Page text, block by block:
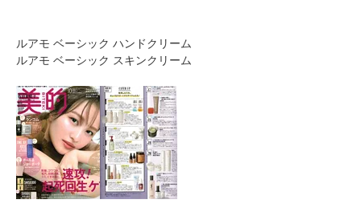
ルアモ ベーシック ハンドクリーム
ルアモ ベーシック スキンクリーム